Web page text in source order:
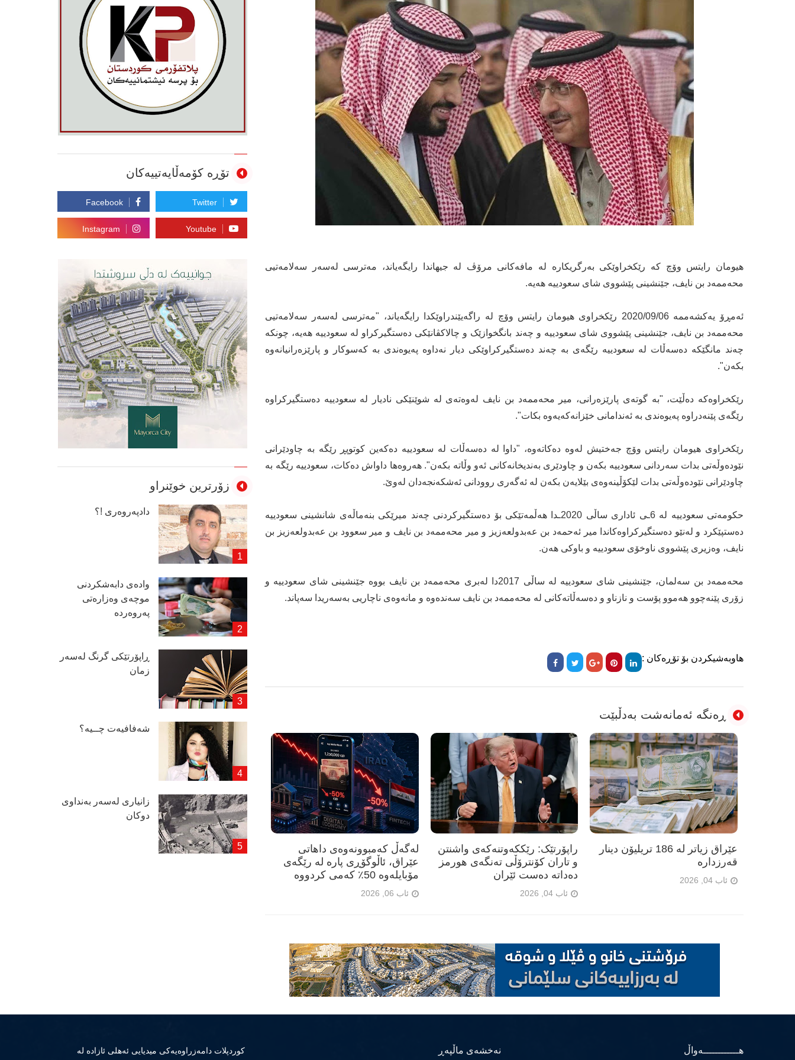
هیومان رایتس وۆچ کە رێکخراوێکی بەرگریکارە لە مافەکانی مرۆڤ لە جیهاندا رایگەیاند، مەترسی لەسەر سەلامەتیی
محەممەد بن نایف، جێنشینی پێشووی شای سعودییە هەیە.
ئەمڕۆ یەکشەممە 2020/09/06 رێکخراوی هیومان رایتس وۆچ لە راگەیێندراوێکدا رایگەیاند، "مەترسی لەسەر سەلامەتیی
محەممەد بن نایف، جێنشینی پێشووی شای سعودییە و چەند بانگخوازێک و چالاکڤانێکی دەستگیرکراو لە سعودییە هەیە، چونکە
چەند مانگێکە دەسەڵات لە سعودییە رێگەی بە چەند دەستگیرکراوێکی دیار نەداوە پەیوەندی بە کەسوکار و پارێزەرانیانەوە
بکەن".
رێکخراوەکە دەڵێت، "بە گوتەی پارێزەرانی، میر محەممەد بن نایف لەوەتەی لە شوێنێکی نادیار لە سعودییە دەستگیرکراوە
رێگەی پێنەدراوە پەیوەندی بە ئەندامانی خێزانەکەیەوە بکات".
رێکخراوی هیومان رایتس وۆچ جەختیش لەوە دەکاتەوە، "داوا لە دەسەڵات لە سعودییە دەکەین کوتوپڕ رێگە بە چاودێرانی
نێودەوڵەتی بدات سەردانی سعودییە بکەن و چاودێری بەندیخانەکانی ئەو وڵاتە بکەن". هەروەها داواش دەکات، سعودییە رێگە بە
چاودێرانی نێودەوڵەتی بدات لێکۆڵینەوەی بێلایەن بکەن لە ئەگەری روودانی ئەشکەنجەدان لەوێ.
حکومەتی سعودییە لە 6ـی ئاداری ساڵی 2020ـدا هەڵمەتێکی بۆ دەستگیرکردنی چەند میرێکی بنەماڵەی شانشینی سعودییە
دەستپێکرد و لەنێو دەستگیرکراوەکاندا میر ئەحمەد بن عەبدولعەزیز و میر محەممەد بن نایف و میر سعوود بن عەبدولعەزیز بن
نایف، وەزیری پێشووی ناوخۆی سعودییە و باوکی هەن.
محەممەد بن سەلمان، جێنشینی شای سعودییە لە ساڵی 2017دا لەبری محەممەد بن نایف بووە جێنشینی شای سعودییە و
زۆری پێنەچوو هەموو پۆست و نازناو و دەسەڵاتەکانی لە محەممەد بن نایف سەندەوە و مانەوەی ناچاریی بەسەریدا سەپاند.
هاوبەشیکردن بۆ تۆڕەکان :
ڕەنگە ئەمانەشت بەدڵبێت
لەگەڵ کەمبوونەوەی داهاتی
عێراق، ئاڵوگۆڕی پارە لە رێگەی
مۆبایلەوە 50٪ کەمی کردووە
ئاب 06, 2026
راپۆرتێک: رێککەوتنەکەی واشنتن
و تاران کۆنترۆڵی تەنگەی هورمز
دەداتە دەست ئێران
ئاب 04, 2026
عێراق زیاتر لە 186 تریلیۆن دینار
قەرزدارە
ئاب 04, 2026
تۆڕە کۆمەڵایەتییەکان
زۆرترین خوێنراو
دادپەروەری !؟
وادەی دابەشكردنی
موچەی وەزارەتی
پەروەردە
ڕاپۆرتێكی گرنگ لەسەر
زمان
شەفافیەت چــیە؟
زانیاری لەسەر بەنداوی
دوكان
هــــــــــــەواڵ نەخشەی ماڵپەڕ
كوردپلات دامەزراوەیەكی میدیایی ئەهلی ئازادە لە